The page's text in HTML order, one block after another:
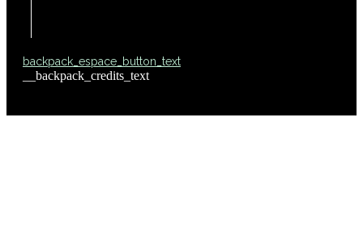
backpack_espace_button_text
__backpack_credits_text